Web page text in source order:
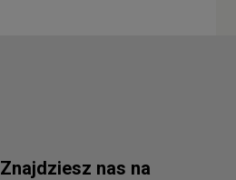
Znajdziesz nas na